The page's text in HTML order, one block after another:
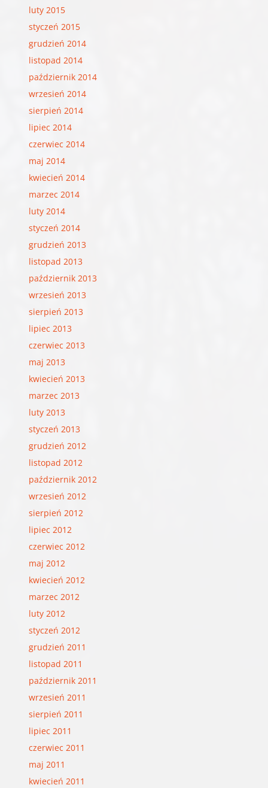
luty 2015
styczeń 2015
grudzień 2014
listopad 2014
październik 2014
wrzesień 2014
sierpień 2014
lipiec 2014
czerwiec 2014
maj 2014
kwiecień 2014
marzec 2014
luty 2014
styczeń 2014
grudzień 2013
listopad 2013
październik 2013
wrzesień 2013
sierpień 2013
lipiec 2013
czerwiec 2013
maj 2013
kwiecień 2013
marzec 2013
luty 2013
styczeń 2013
grudzień 2012
listopad 2012
październik 2012
wrzesień 2012
sierpień 2012
lipiec 2012
czerwiec 2012
maj 2012
kwiecień 2012
marzec 2012
luty 2012
styczeń 2012
grudzień 2011
listopad 2011
październik 2011
wrzesień 2011
sierpień 2011
lipiec 2011
czerwiec 2011
maj 2011
kwiecień 2011